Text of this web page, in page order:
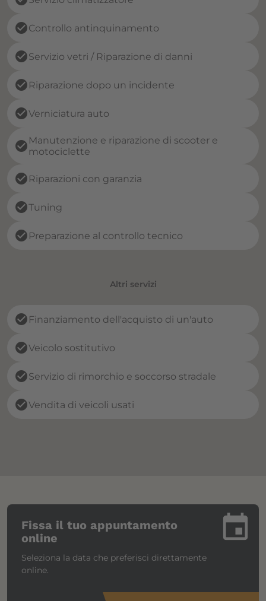
check_circleControllo antinquinamento
check_circleServizio vetri / Riparazione di danni
check_circle Riparazione dopo un incidente
check_circleVerniciatura auto
check_circle Manutenzione e riparazione di scooter e
motociclette
check_circle Riparazioni con garanzia
check_circleTuning
check_circle Preparazione al controllo tecnico
Altri servizi
check_circle Finanziamento dell'acquisto di un'auto
check_circleVeicolo sostitutivo
check_circleServizio di rimorchio e soccorso stradale
check_circleVendita di veicoli usati
insert_invitation
Fissa il tuo appuntamento
online
Seleziona la data che preferisci direttamente
online.